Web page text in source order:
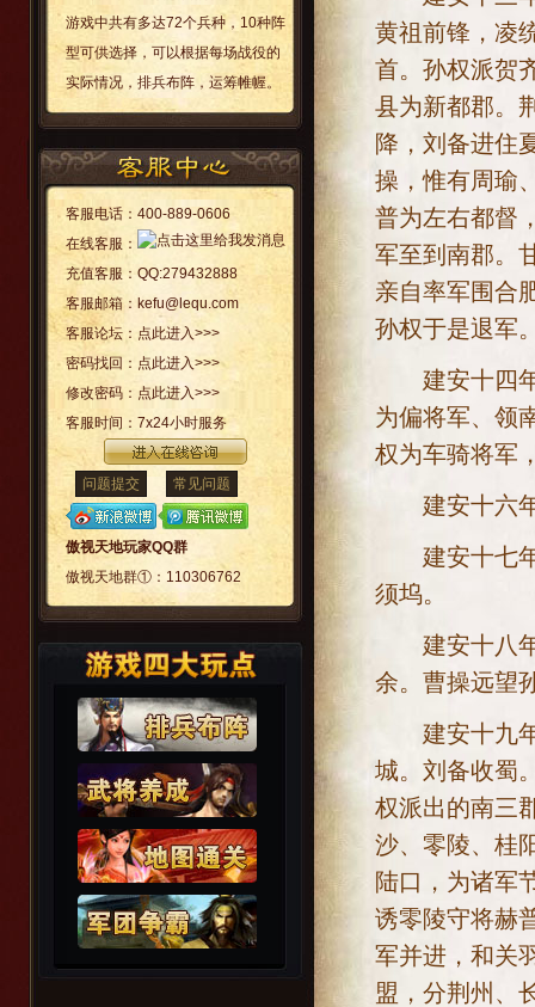
游戏中共有多达72个兵种，10种阵
型可供选择，可以根据每场战役的
实际情况，排兵布阵，运筹帷幄。
客服电话： 400-889-0606
在线客服：
充值客服： QQ:279432888
客服邮箱： kefu@lequ.com
客服论坛： 点此进入>>>
密码找回： 点此进入>>>
修改密码： 点此进入>>>
客服时间： 7x24小时服务
问题提交 常见问题
傲视天地玩家QQ群
傲视天地群①： 110306762
黄祖前锋，凌
首。孙权派贺
县为新都郡。
降，刘备进住
操，惟有周瑜
普为左右都督
军至到南郡。
亲自率军围合
孙权于是退军
建安十四年[
为偏将军、领
权为车骑将军
建安十六年[
建安十七年[
须坞。
建安十八年[
余。曹操远望
建安十九年[
城。刘备收蜀
权派出的南三
沙、零陵、桂
陆口，为诸军
诱零陵守将赫
军并进，和关
盟，分荆州、